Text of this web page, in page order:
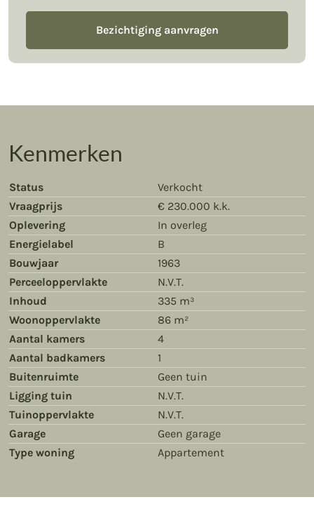
Bezichtiging aanvragen
Kenmerken
Status
Verkocht
Vraagprijs
€ 230.000 k.k.
Oplevering
In overleg
Energielabel
B
Bouwjaar
1963
Perceeloppervlakte
N.V.T.
Inhoud
335 m³
Woonoppervlakte
86 m²
Aantal kamers
4
Aantal badkamers
1
Buitenruimte
Geen tuin
Ligging tuin
N.V.T.
Tuinoppervlakte
N.V.T.
Garage
Geen garage
Type woning
Appartement